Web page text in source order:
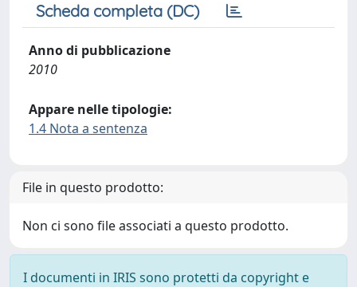
Scheda completa (DC)
Anno di pubblicazione
2010
Appare nelle tipologie:
1.4 Nota a sentenza
File in questo prodotto:
Non ci sono file associati a questo prodotto.
I documenti in IRIS sono protetti da copyright e